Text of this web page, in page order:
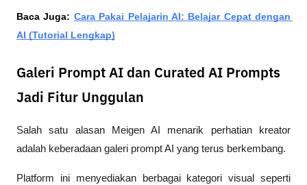
Baca Juga: Cara Pakai Pelajarin AI: Belajar Cepat dengan
AI (Tutorial Lengkap)
Galeri Prompt AI dan Curated AI Prompts
Jadi Fitur Unggulan
Salah satu alasan Meigen AI menarik perhatian kreator
adalah keberadaan galeri prompt AI yang terus berkembang.
Platform ini menyediakan berbagai kategori visual seperti